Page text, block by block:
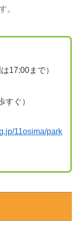
。
17:00まで）
すぐ）
11osima/park